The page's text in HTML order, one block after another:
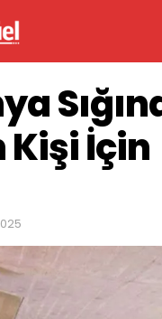
Kişi İçin